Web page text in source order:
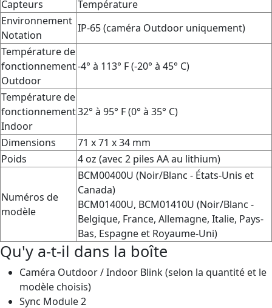
Capteurs
Température
Environnement
Notation
IP-65 (caméra Outdoor uniquement)
Température de
fonctionnement
Outdoor
-4° à 113° F (-20° à 45° C)
Température de
fonctionnement
Indoor
32° à 95° F (0° à 35° C)
Dimensions
71 x 71 x 34 mm
Poids
4 oz (avec 2 piles AA au lithium)
Numéros de
modèle
BCM00400U (Noir/Blanc - États-Unis et
Canada)
BCM01400U, BCM01410U (Noir/Blanc -
Belgique, France, Allemagne, Italie, Pays-
Bas, Espagne et Royaume-Uni)
Qu'y a-t-il dans la boîte
Caméra Outdoor / Indoor Blink (selon la quantité et le
modèle choisis)
Sync Module 2